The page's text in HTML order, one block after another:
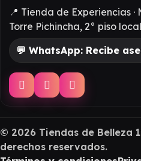
📍 Tienda de Experiencias
Torre Pichincha, 2° piso
💬 WhatsApp: Recibe
© 2026 Tiendas de Belleza
derechos reservados.